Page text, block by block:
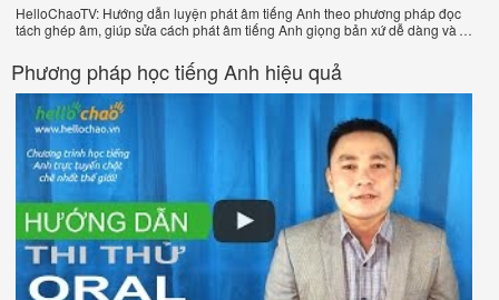
HelloChaoTV: Hướng dẫn luyện phát âm tiếng Anh theo phương pháp đọc
tách ghép âm, giúp sửa cách phát âm tiếng Anh giọng bản xứ dễ dàng và
Chương trình dạy tiếng Anh trực tuyến chặt chẽ nhất thế giới!
Phương pháp học tiếng Anh hiệu quả